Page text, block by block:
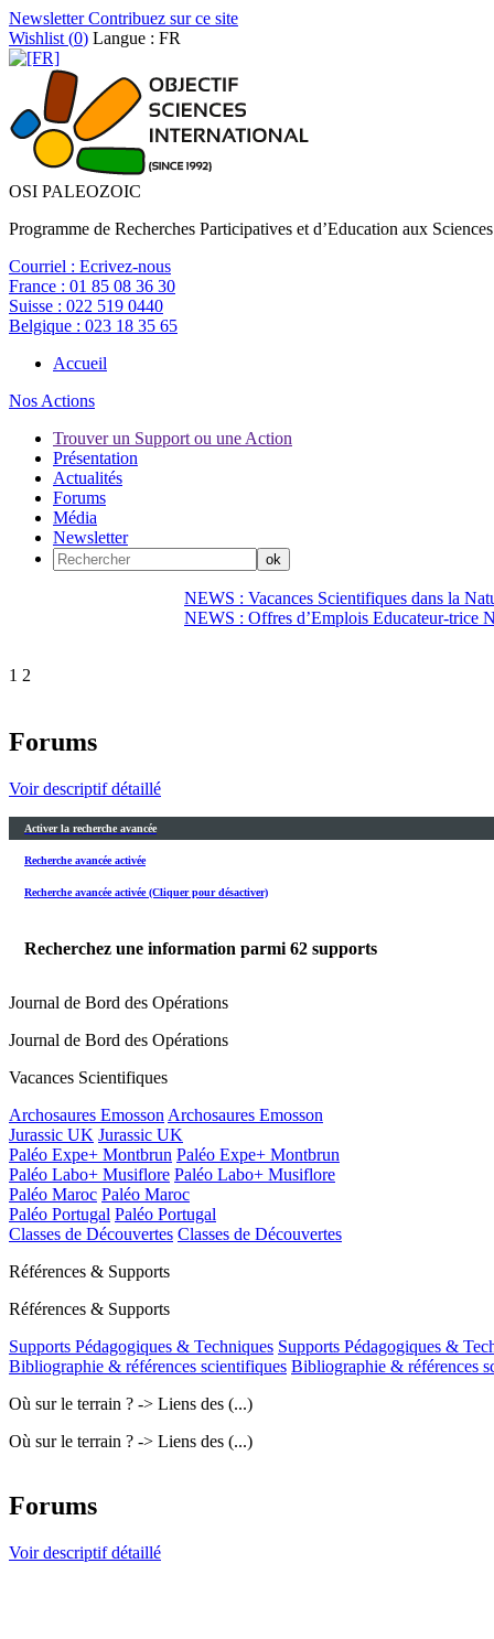
NewsletterContribuez sur ce site
Wishlist (0) Langue : FR
OSI PALEOZOIC
Programme de Recherches Participatives et d’Education aux
Courriel : Ecrivez-nous
France : 01 85 08 36 30
Suisse : 022 519 0440
Belgique : 023 18 35 65
Accueil
Nos Actions
Trouver un Support ou une Action
Présentation
Actualités
Forums
Média
Newsletter
NEWS : Vacances Scientifiques dans la
NEWS : Offres d’Emplois Educateur-trice
1 2
Forums
Voir descriptif détaillé
Activer la recherche avancée
Recherche avancée activée
Recherche avancée activée (Cliquer pour désactiver)
Recherchez une information parmi 62 supports
Journal de Bord des Opérations
Journal de Bord des Opérations
Vacances Scientifiques
Archosaures Emosson Archosaures Emosson
Jurassic UK Jurassic UK
Paléo Expe+ Montbrun Paléo Expe+ Montbrun
Paléo Labo+ Musiflore Paléo Labo+ Musiflore
Paléo Maroc Paléo Maroc
Paléo Portugal Paléo Portugal
Classes de Découvertes Classes de Découvertes
Références & Supports
Références & Supports
Supports Pédagogiques & Techniques Supports Pédagogiques &
Bibliographie & références scientifiques Bibliographie & références
Où sur le terrain ? -> Liens des (...)
Où sur le terrain ? -> Liens des (...)
Forums
Voir descriptif détaillé